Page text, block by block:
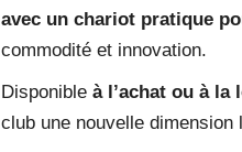
avec un chariot pratique
commodité et innovation.
Disponible à l’achat ou à la
club une nouvelle dimension